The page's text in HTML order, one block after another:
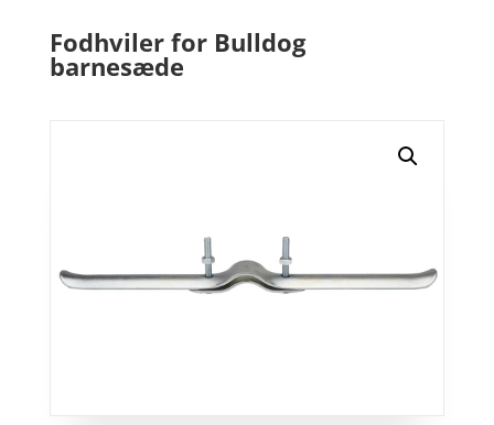
Fodhviler for Bulldog
barnesæde